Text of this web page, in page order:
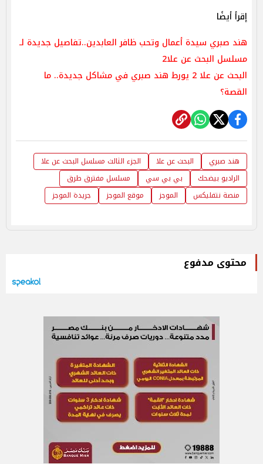
إقرأ أيضًا
هند صبري سيدة أعمال وتحب ظافر العابدين..تفاصيل جديدة لـ
مسلسل البحث عن علا2
البحث عن علا 2 يورط هند صبري في مشاكل جديدة.. ما
القصة؟
هند صبري البحث عن علا
الجزء الثالث مسلسل البحث عن علا
الراديو بيضحك
بي بي سي
مسلسل مفترق طرق
منصة نتفليكس
الموجز موقع الموجز جريدة الموجز
محتوى مدفوع